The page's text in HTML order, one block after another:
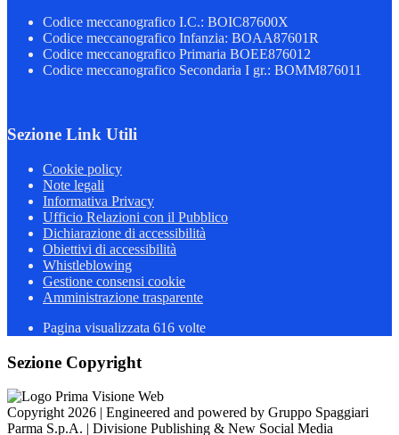
Codice meccanografico I.C.: BOIC87600X
Codice meccanografico Infanzia: BOAA87601R
Codice meccanografico Primaria BOEE876012
Codice meccanografico Secondaria I gr.: BOMM876011
Sezione Link Utili
Cookie policy
Note legali
Informativa Privacy
Ufficio Relazioni con il Pubblico
Dichiarazione di accessibilità
Obiettivi di accessibilità
Whistleblowing
Gestione consensi cookie
Amministrazione trasparente
Pagina visualizzata 616 volte
Sezione Copyright
Copyright 2026 | Engineered and powered by Gruppo Spaggiari
Parma S.p.A. | Divisione Publishing & New Social Media